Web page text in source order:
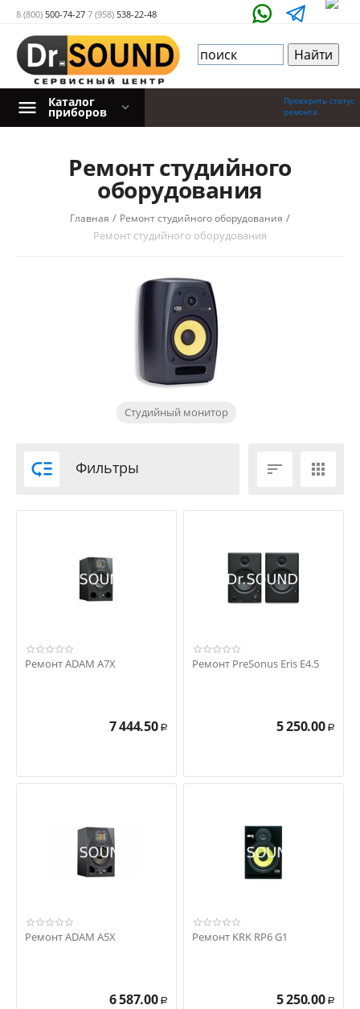
8 (800) 500-74-27 7 (958) 538-22-48
Проверить статус
ремонта
Каталог
приборов
Ремонт студийного
оборудования
Главная / Ремонт студийного оборудования /
Ремонт студийного оборудования
Студийный монитор
 Фильтры  
Ремонт ADAM A7X
7 444.50 Р
Ремонт PreSonus Eris E4.5
5 250.00 Р
Ремонт ADAM A5X
6 587.00 Р
Ремонт KRK RP6 G1
5 250.00 Р